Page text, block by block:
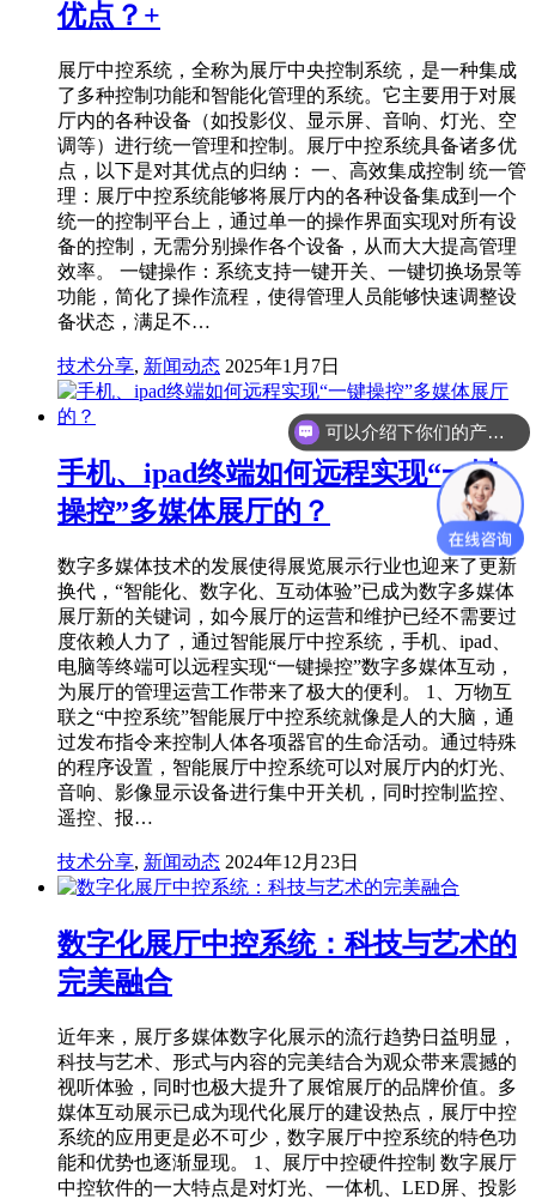
优点？+
展厅中控系统，全称为展厅中央控制系统，是一种集成
了多种控制功能和智能化管理的系统。它主要用于对展
厅内的各种设备（如投影仪、显示屏、音响、灯光、空
调等）进行统一管理和控制。展厅中控系统具备诸多优
点，以下是对其优点的归纳： 一、高效集成控制 统一管
理：展厅中控系统能够将展厅内的各种设备集成到一个
统一的控制平台上，通过单一的操作界面实现对所有设
备的控制，无需分别操作各个设备，从而大大提高管理
效率。 一键操作：系统支持一键开关、一键切换场景等
功能，简化了操作流程，使得管理人员能够快速调整设
备状态，满足不…
技术分享, 新闻动态 2025年1月7日
手机、ipad终端如何远程实现“一键
操控”多媒体展厅的？
数字多媒体技术的发展使得展览展示行业也迎来了更新
换代，“智能化、数字化、互动体验”已成为数字多媒体
展厅新的关键词，如今展厅的运营和维护已经不需要过
度依赖人力了，通过智能展厅中控系统，手机、ipad、
电脑等终端可以远程实现“一键操控”数字多媒体互动，
为展厅的管理运营工作带来了极大的便利。 1、万物互
联之“中控系统”智能展厅中控系统就像是人的大脑，通
过发布指令来控制人体各项器官的生命活动。通过特殊
的程序设置，智能展厅中控系统可以对展厅内的灯光、
音响、影像显示设备进行集中开关机，同时控制监控、
遥控、报…
技术分享, 新闻动态 2024年12月23日
数字化展厅中控系统：科技与艺术的
完美融合
近年来，展厅多媒体数字化展示的流行趋势日益明显，
科技与艺术、形式与内容的完美结合为观众带来震撼的
视听体验，同时也极大提升了展馆展厅的品牌价值。多
媒体互动展示已成为现代化展厅的建设热点，展厅中控
系统的应用更是必不可少，数字展厅中控系统的特色功
能和优势也逐渐显现。 1、展厅中控硬件控制 数字展厅
中控软件的一大特点是对灯光、一体机、LED屏、投影
可以介绍下你们的产品么？
你们是怎么收费的呢？